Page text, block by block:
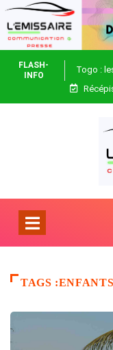
FLASH-
INFO
Togo :
TAGS